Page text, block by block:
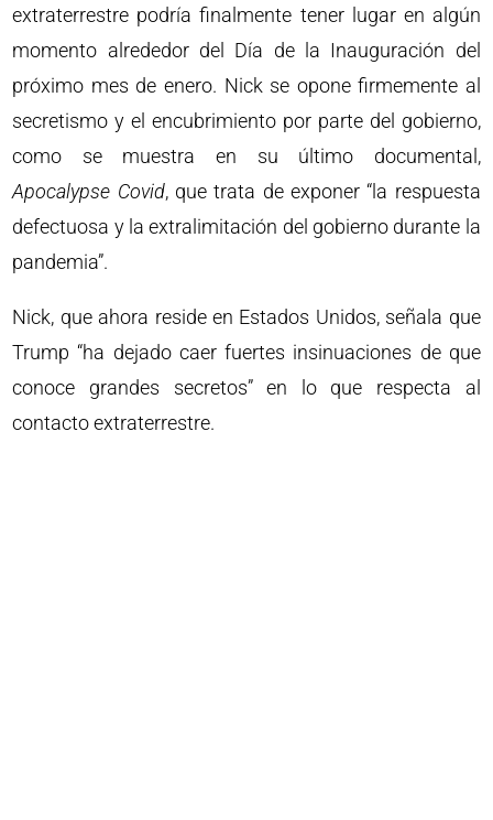
extraterrestre podría finalmente tener lugar en algún
momento alrededor del Día de la Inauguración del
próximo mes de enero. Nick se opone firmemente al
secretismo y el encubrimiento por parte del gobierno,
como se muestra en su último documental,
Apocalypse Covid, que trata de exponer “la respuesta
defectuosa y la extralimitación del gobierno durante la
pandemia”.
Nick, que ahora reside en Estados Unidos, señala que
Trump “ha dejado caer fuertes insinuaciones de que
conoce grandes secretos” en lo que respecta al
contacto extraterrestre.